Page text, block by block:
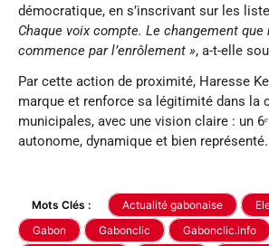
démocratique, en s’inscrivant sur les
Chaque voix compte. Le changement que
commence par l’enrôlement », a-t-elle
Par cette action de proximité, Haresse
marque et renforce sa légitimité dans la
municipales, avec une vision claire : un
autonome, dynamique et bien représenté.
Mots Clés : Actualité gabonaise
Gabon
Gabonclic
Gabonclic.info